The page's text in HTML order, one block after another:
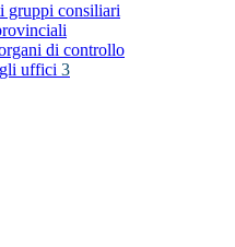
gruppi consiliari
di controllo
uffici 3